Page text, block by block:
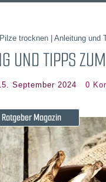
Pilze trocknen | Anleitung und
UND TIPPS
September 2024 0
Ratgeber Magazin